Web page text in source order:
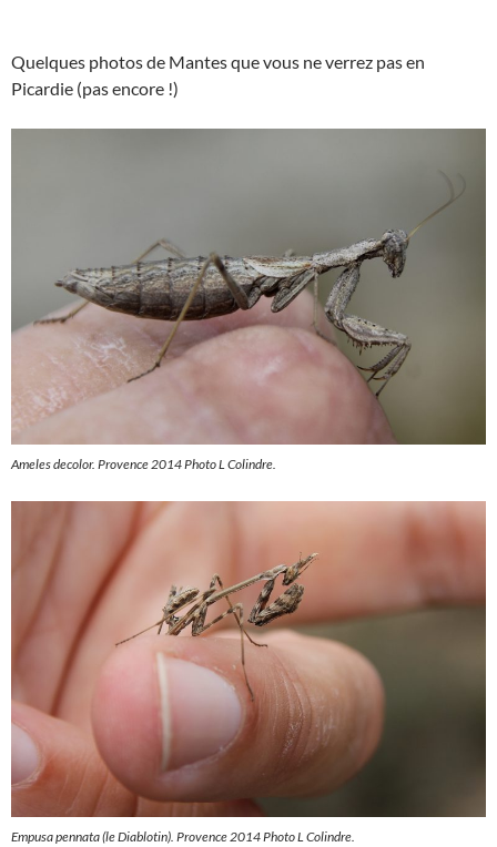
Quelques photos de Mantes que vous ne verrez pas en
Picardie (pas encore !)
Ameles decolor. Provence 2014 Photo L Colindre.
Empusa pennata(le Diablotin). Provence 2014 Photo L Colindre.